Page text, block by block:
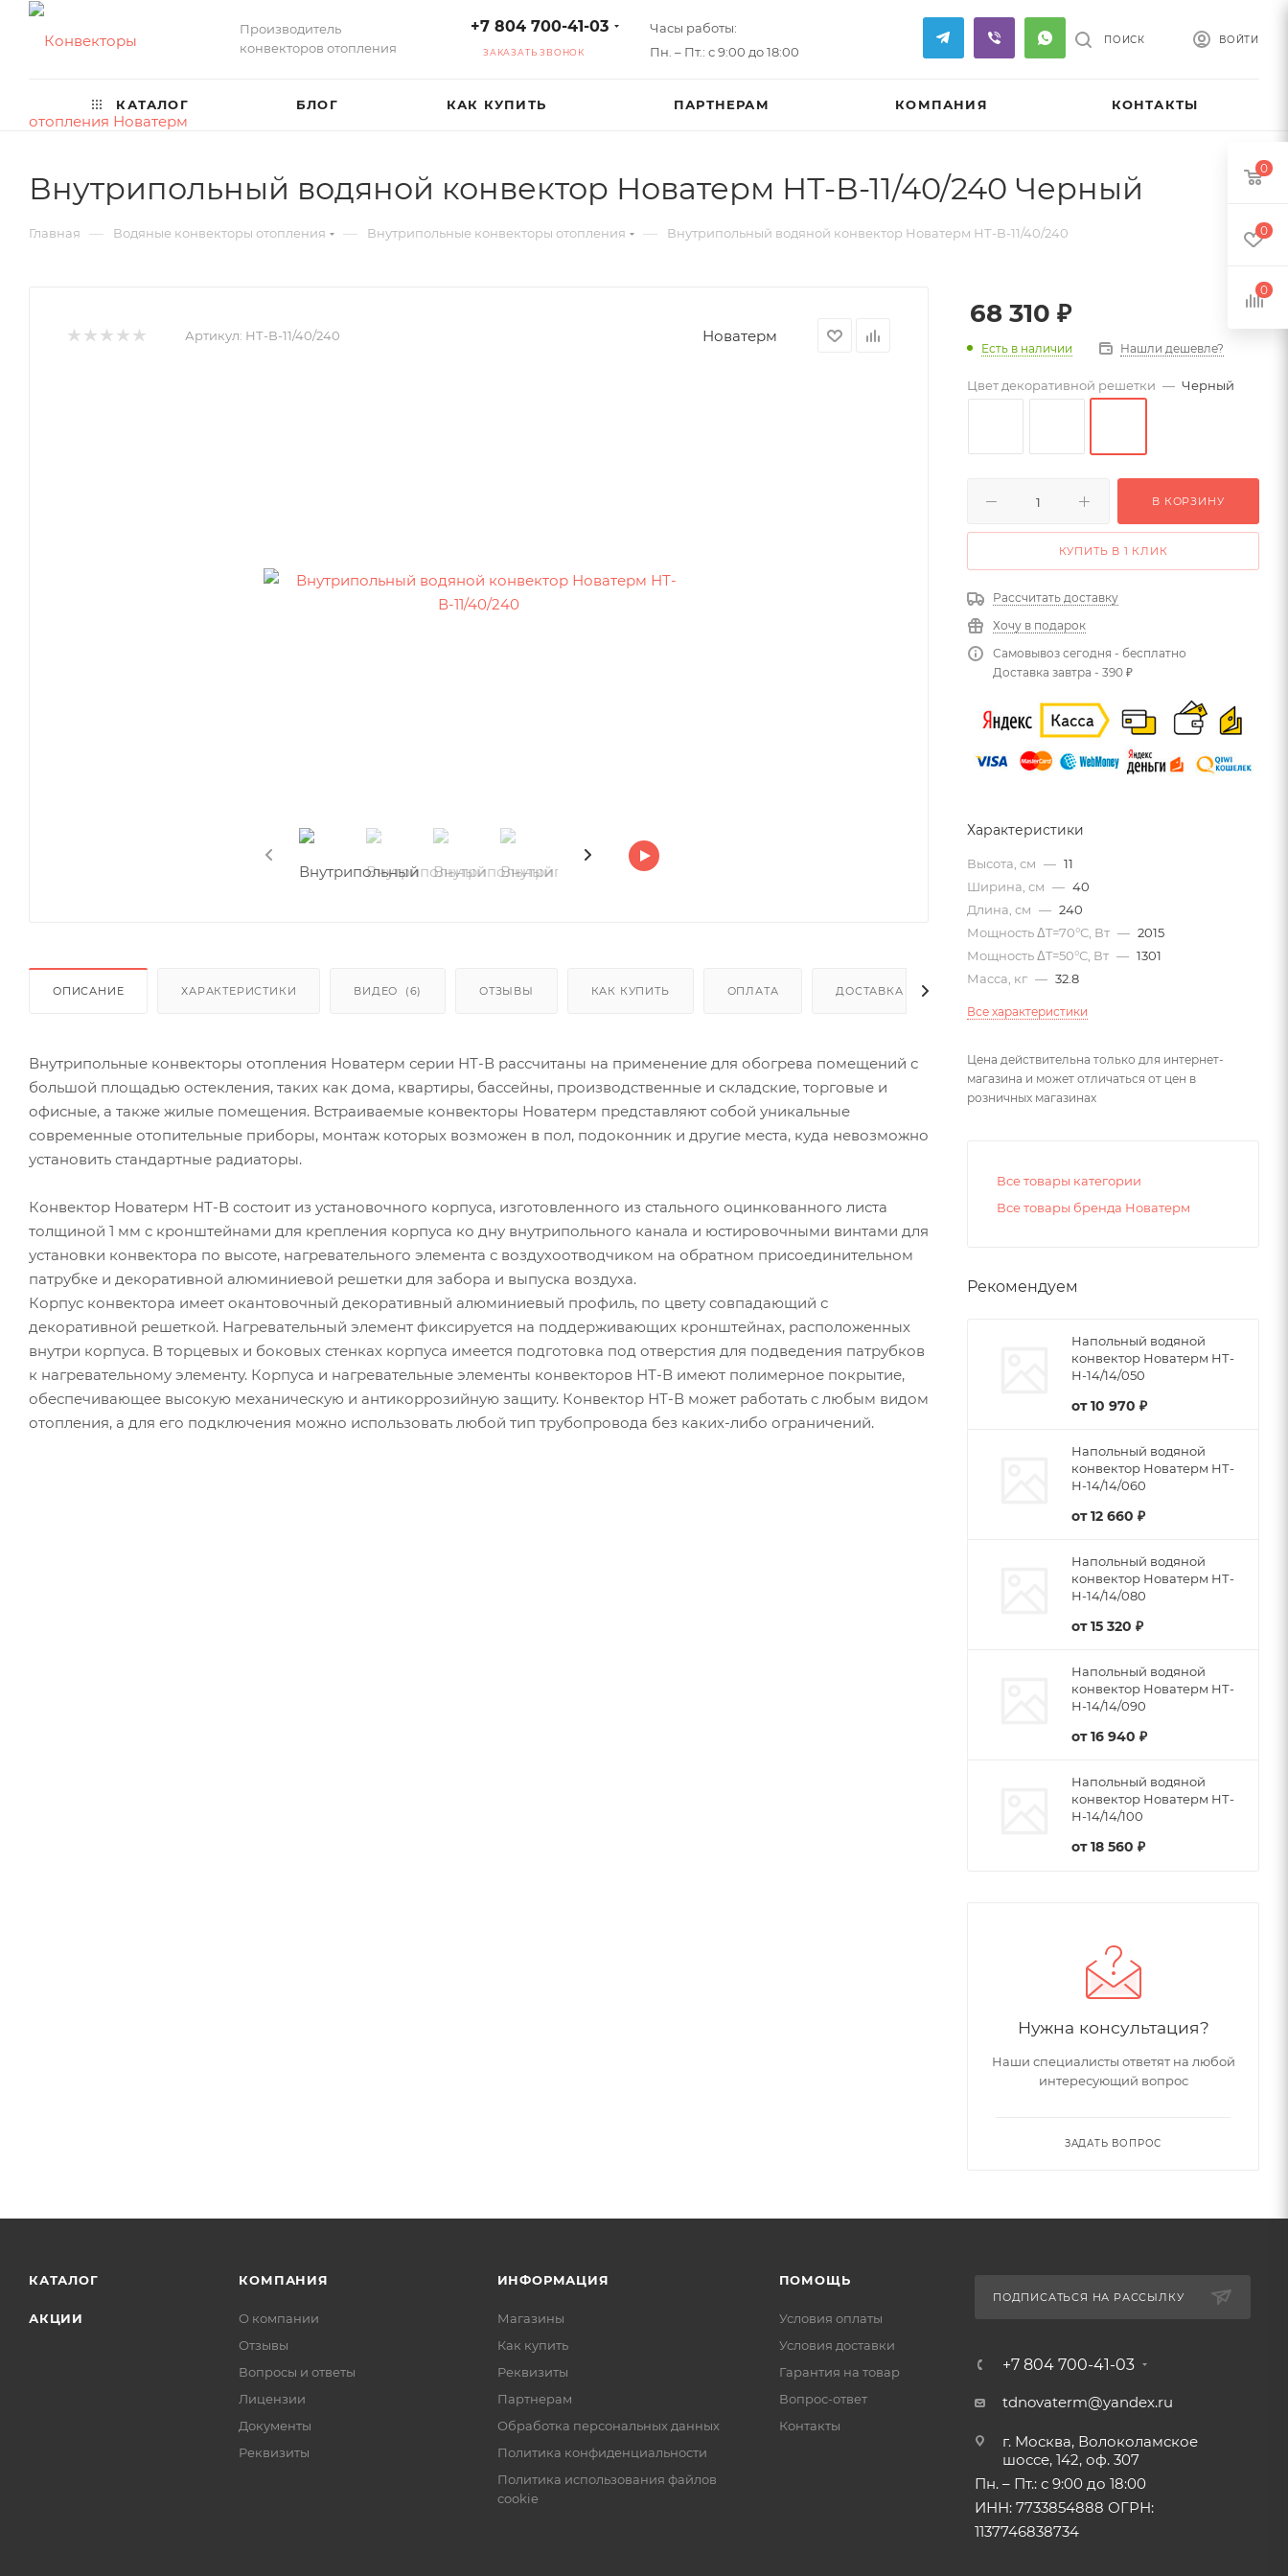
Производитель
конвекторов отопления
+7 804 700-41-03
ЗАКАЗАТЬ ЗВОНОК
Часы работы:
Пн. – Пт.: с 9:00 до 18:00
ВОЙТИ
ПОИСК
КАТАЛОГ БЛОГ КАК КУПИТЬ ПАРТНЕРАМ КОМПАНИЯ КОНТАКТЫ
Внутрипольный водяной конвектор Новатерм НТ-В-11/40/240 Черный
Главная — Водяные конвекторы отопления — Внутрипольные конвекторы отопления — Внутрипольный водяной конвектор Новатерм НТ-В-11/40/240
Артикул: НТ-В-11/40/240 Новатерм
ОПИСАНИЕ ХАРАКТЕРИСТИКИ ВИДЕО (6) ОТЗЫВЫ КАК КУПИТЬ ОПЛАТА ДОСТАВКА
Внутрипольные конвекторы отопления Новатерм серии НТ-В рассчитаны на применение для обогрева помещений с
большой площадью остекления, таких как дома, квартиры, бассейны, производственные и складские, торговые и
офисные, а также жилые помещения. Встраиваемые конвекторы Новатерм представляют собой уникальные
современные отопительные приборы, монтаж которых возможен в пол, подоконник и другие места, куда невозможно
установить стандартные радиаторы.
Конвектор Новатерм НТ-В состоит из установочного корпуса, изготовленного из стального оцинкованного листа
толщиной 1 мм с кронштейнами для крепления корпуса ко дну внутрипольного канала и юстировочными винтами для
установки конвектора по высоте, нагревательного элемента с воздухоотводчиком на обратном присоединительном
патрубке и декоративной алюминиевой решетки для забора и выпуска воздуха.
Корпус конвектора имеет окантовочный декоративный алюминиевый профиль, по цвету совпадающий с
декоративной решеткой. Нагревательный элемент фиксируется на поддерживающих кронштейнах, расположенных
внутри корпуса. В торцевых и боковых стенках корпуса имеется подготовка под отверстия для подведения патрубков
к нагревательному элементу. Корпуса и нагревательные элементы конвекторов НТ-В имеют полимерное покрытие,
обеспечивающее высокую механическую и антикоррозийную защиту. Конвектор НТ-В может работать с любым видом
отопления, а для его подключения можно использовать любой тип трубопровода без каких-либо ограничений.
68 310 ₽
Есть в наличии Нашли дешевле?
Цвет декоративной решетки — Черный
В КОРЗИНУ
КУПИТЬ В 1 КЛИК
Рассчитать доставку
Хочу в подарок
Самовывоз сегодня - бесплатно
Доставка завтра - 390 ₽
Характеристики
Высота, см — 11
Ширина, см — 40
Длина, см — 240
Мощность ΔT=70°С, Вт — 2015
Мощность ΔT=50°С, Вт — 1301
Масса, кг — 32.8
Все характеристики
Цена действительна только для интернет-
магазина и может отличаться от цен в
розничных магазинах
Все товары категории
Все товары бренда Новатерм
Рекомендуем
Напольный водяной
конвектор Новатерм НТ-
Н-14/14/050
от10 970 ₽
Напольный водяной
конвектор Новатерм НТ-
Н-14/14/060
от12 660 ₽
Напольный водяной
конвектор Новатерм НТ-
Н-14/14/080
от15 320 ₽
Напольный водяной
конвектор Новатерм НТ-
Н-14/14/090
от16 940 ₽
Напольный водяной
конвектор Новатерм НТ-
Н-14/14/100
от18 560 ₽
Нужна консультация?
Наши специалисты ответят на любой
интересующий вопрос
ЗАДАТЬ ВОПРОС
КАТАЛОГ
АКЦИИ
КОМПАНИЯ
О компании
Отзывы
Вопросы и ответы
Лицензии
Документы
Реквизиты
ИНФОРМАЦИЯ
Магазины
Как купить
Реквизиты
Партнерам
Обработка персональных данных
Политика конфиденциальности
Политика использования файлов
cookie
ПОМОЩЬ
Условия оплаты
Условия доставки
Гарантия на товар
Вопрос-ответ
Контакты
ПОДПИСАТЬСЯ НА РАССЫЛКУ
+7 804 700-41-03
tdnovaterm@yandex.ru
г. Москва, Волоколамское
шоссе, 142, оф. 307
Пн. – Пт.: с 9:00 до 18:00
ИНН: 7733854888 ОГРН:
1137746838734
0
0
0